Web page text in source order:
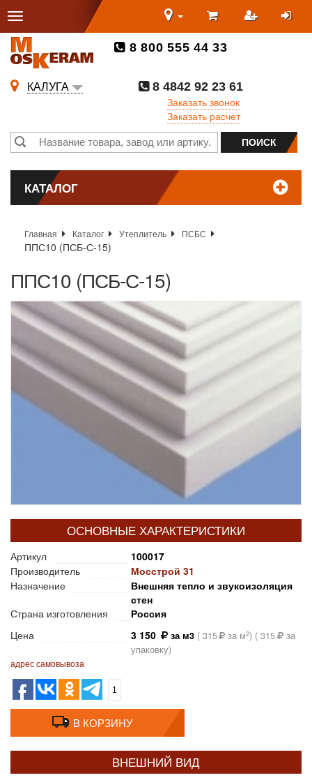
8 800 555 44 33
КАЛУГА
8 4842 92 23 61
Заказать звонок
Заказать расчет
КАТАЛОГ
Главная Каталог Утеплитель ПСБС
ППС10 (ПСБ-С-15)
ППС10 (ПСБ-С-15)
ОСНОВНЫЕ ХАРАКТЕРИСТИКИ
Артикул
100017
Производитель
Мосстрой 31
Назначение
Внешняя тепло и звукоизоляция
стен
Страна изготовления
Россия
Цена
3 150 за м3 ( 315 за м2) (315
за
упаковку)
адрес самовывоза
1
В КОРЗИНУ
ВНЕШНИЙ ВИД